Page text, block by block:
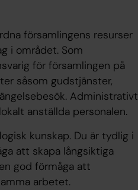
församlingens resurser
i området. Som
för församlingen på
såsom gudstjänster,
Administrativt
anställda personalen.
kunskap. Du är tydlig i
att skapa långsiktiga
god förmåga att
arbetet.